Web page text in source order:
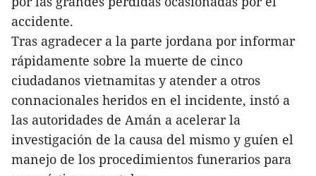
accidente.
Tras agradecer a la parte jordana por informar
rápidamente sobre la muerte de cinco
ciudadanos vietnamitas y atender a otros
connacionales heridos en el incidente, instó a
las autoridades de Amán a acelerar la
investigación de la causa del mismo y guíen el
manejo de los procedimientos funerarios para